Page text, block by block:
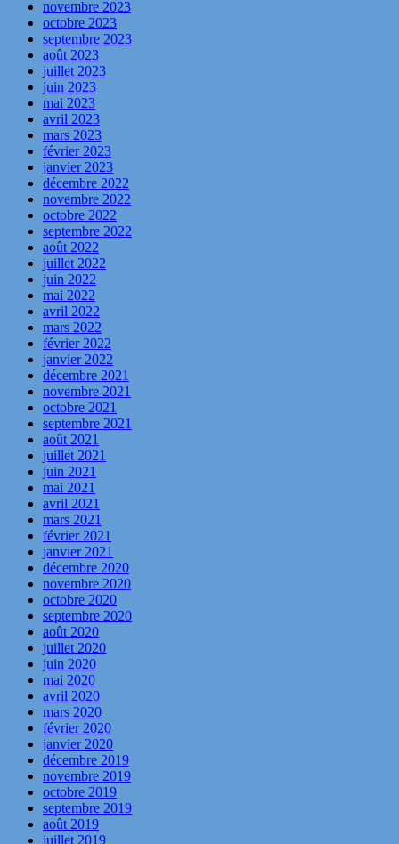
novembre 2023
octobre 2023
septembre 2023
août 2023
juillet 2023
juin 2023
mai 2023
avril 2023
mars 2023
février 2023
janvier 2023
décembre 2022
novembre 2022
octobre 2022
septembre 2022
août 2022
juillet 2022
juin 2022
mai 2022
avril 2022
mars 2022
février 2022
janvier 2022
décembre 2021
novembre 2021
octobre 2021
septembre 2021
août 2021
juillet 2021
juin 2021
mai 2021
avril 2021
mars 2021
février 2021
janvier 2021
décembre 2020
novembre 2020
octobre 2020
septembre 2020
août 2020
juillet 2020
juin 2020
mai 2020
avril 2020
mars 2020
février 2020
janvier 2020
décembre 2019
novembre 2019
octobre 2019
septembre 2019
août 2019
juillet 2019